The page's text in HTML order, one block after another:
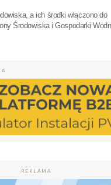
a ich środki włączono do
Środowiska i Gospodarki
REKLAMA